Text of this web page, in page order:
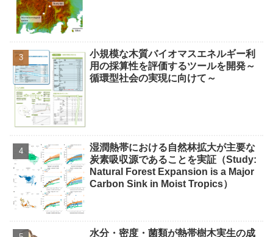
小規模な木質バイオマスエネルギー利
用の採算性を評価するツールを開発～
循環型社会の実現に向けて～
湿潤熱帯における自然林拡大が主要な
炭素吸収源であることを実証（Study:
Natural Forest Expansion is a Major
Carbon Sink in Moist Tropics）
水分・密度・菌類が熱帯樹木実生の成